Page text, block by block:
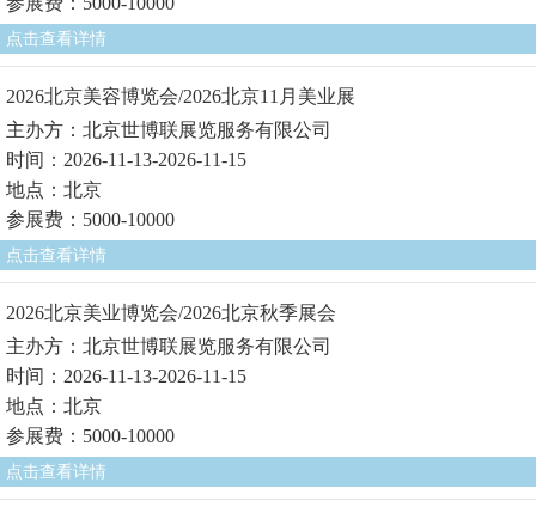
点击查看详情
2026北京美容博览会/2026北京11月美业展
主办方：北京世博联展览服务有限公司
时间：2026-11-13-2026-11-15
地点：北京
参展费：5000-10000
点击查看详情
2026北京美业博览会/2026北京秋季展会
主办方：北京世博联展览服务有限公司
时间：2026-11-13-2026-11-15
地点：北京
参展费：5000-10000
点击查看详情